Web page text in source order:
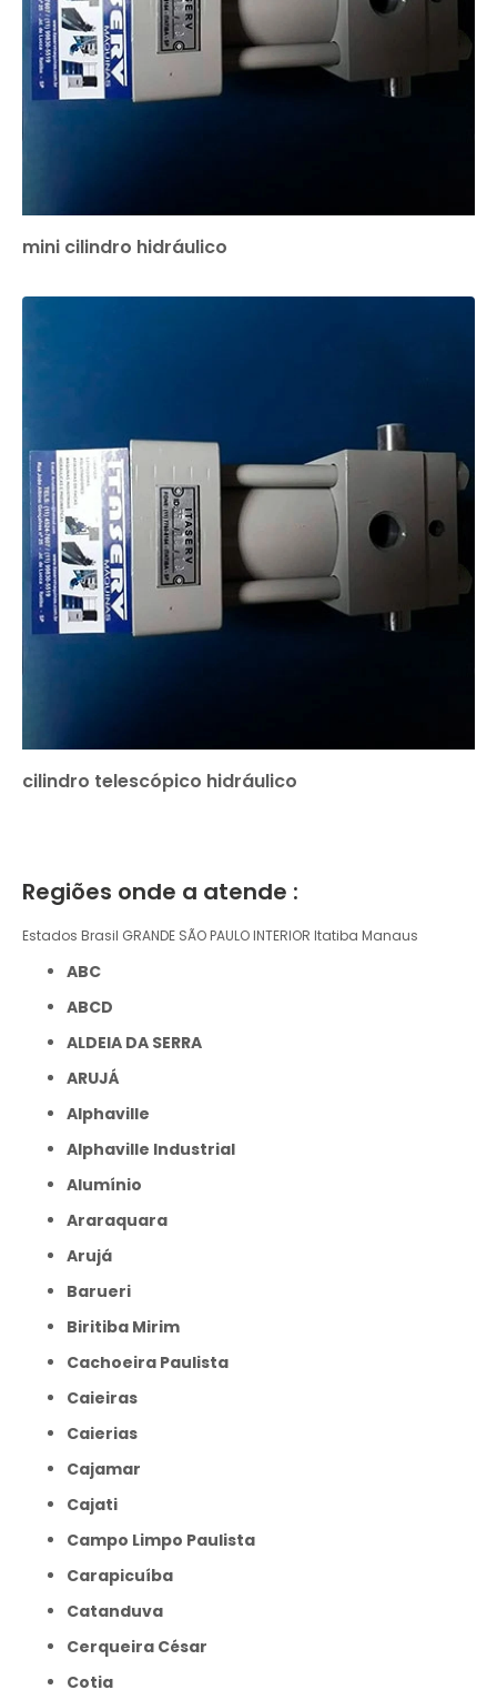
mini cilindro hidráulico
cilindro telescópico hidráulico
Regiões onde a atende :
Estados Brasil GRANDE SÃO PAULO INTERIOR Itatiba Manaus
ABC
ABCD
ALDEIA DA SERRA
ARUJÁ
Alphaville
Alphaville Industrial
Alumínio
Araraquara
Arujá
Barueri
Biritiba Mirim
Cachoeira Paulista
Caieiras
Caierias
Cajamar
Cajati
Campo Limpo Paulista
Carapicuíba
Catanduva
Cerqueira César
Cotia